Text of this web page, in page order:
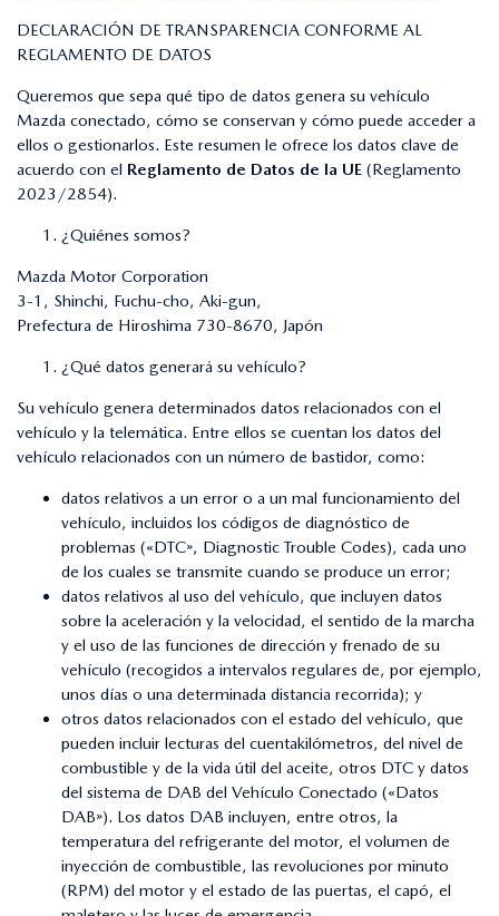
DECLARACIÓN DE TRANSPARENCIA CONFORME AL
REGLAMENTO DE DATOS
Queremos que sepa qué tipo de datos genera su vehículo
Mazda conectado, cómo se conservan y cómo puede acceder a
ellos o gestionarlos. Este resumen le ofrece los datos clave de
acuerdo con el Reglamento de Datos de la UE (Reglamento
2023/2854).
¿Quiénes somos?
Mazda Motor Corporation
3-1, Shinchi, Fuchu-cho, Aki-gun,
Prefectura de Hiroshima 730-8670, Japón
¿Qué datos generará su vehículo?
Su vehículo genera determinados datos relacionados con el
vehículo y la telemática. Entre ellos se cuentan los datos del
vehículo relacionados con un número de bastidor, como:
datos relativos a un error o a un mal funcionamiento del
vehículo, incluidos los códigos de diagnóstico de
problemas («DTC», Diagnostic Trouble Codes), cada uno
de los cuales se transmite cuando se produce un error;
datos relativos al uso del vehículo, que incluyen datos
sobre la aceleración y la velocidad, el sentido de la marcha
y el uso de las funciones de dirección y frenado de su
vehículo (recogidos a intervalos regulares de, por ejemplo,
unos días o una determinada distancia recorrida); y
otros datos relacionados con el estado del vehículo, que
pueden incluir lecturas del cuentakilómetros, del nivel de
combustible y de la vida útil del aceite, otros DTC y datos
del sistema de DAB del Vehículo Conectado («Datos
DAB»). Los datos DAB incluyen, entre otros, la
temperatura del refrigerante del motor, el volumen de
inyección de combustible, las revoluciones por minuto
(RPM) del motor y el estado de las puertas, el capó, el